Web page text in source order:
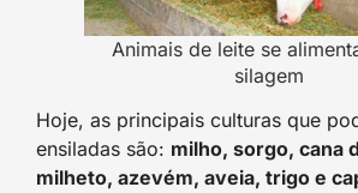
Animais de leite se
silagem
Hoje, as principais culturas que
ensiladas são: milho, sorgo, cana
milheto, azevém, aveia, trigo e